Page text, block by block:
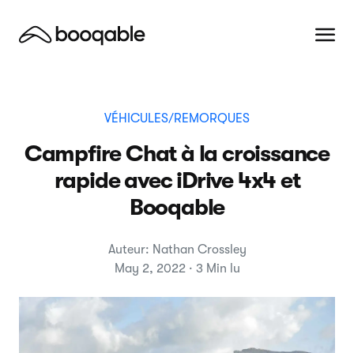
VÉHICULES/REMORQUES
Campfire Chat à la croissance
rapide avec iDrive 4x4 et
Booqable
Auteur: Nathan Crossley
May 2, 2022 · 3 Min lu